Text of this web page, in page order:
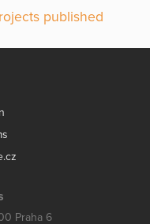
published
Praha 6